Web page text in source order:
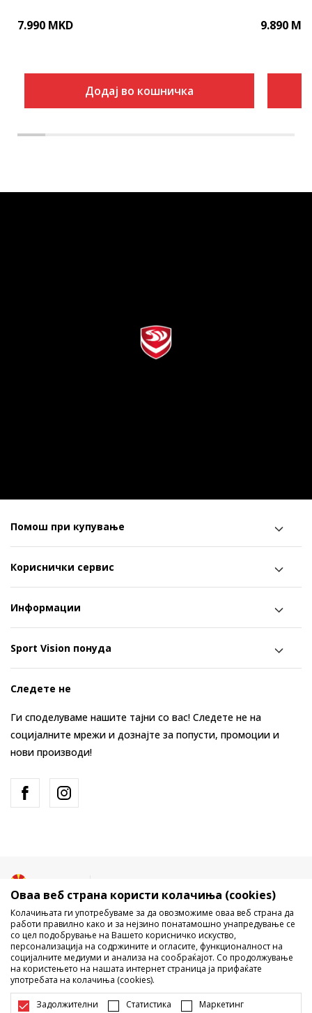
7.990 MKD
Додај во кошничка
9.890
Помош при купување
Кориснички сервис
Информации
Sport Vision понуда
Следете не
Ги споделуваме нашите тајни со вас! Следете не на
социјалните мрежи и дознајте за попусти, промоции и
нови производи!
Не е дозволено превземање или користење на содржината од
интернет страните на Sport Vision, делумно или целосно a се
однесува на логоа, трговски марки, комерцијални содржини, ниту
Оваа веб страна користи колачиња (cookies)
Колачињата ги употребуваме за да овозможиме оваа веб страна да
работи правилно како и за нејзино понатамошно унапредување се
со цел подобрување на Вашето корисничко искуство,
персонализација на содржините и огласите, функционалност на
социјалните медиуми и анализа на сообраќајот. Со продолжување
на користењето на нашата интернет страница ја прифаќате
употребата на колачиња (cookies).
Задолжителни Статистика Маркетинг